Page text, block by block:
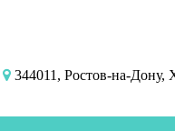
344011, Ростов-на-Дону,